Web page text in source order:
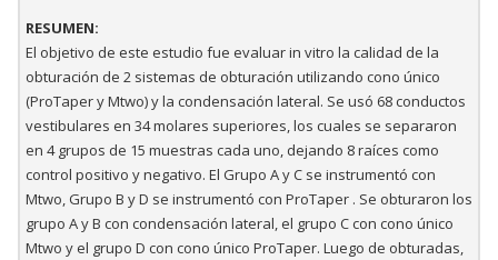
RESUMEN:
El objetivo de este estudio fue evaluar in vitro la calidad de la
obturación de 2 sistemas de obturación utilizando cono único
(ProTaper y Mtwo) y la condensación lateral. Se usó 68 conductos
vestibulares en 34 molares superiores, los cuales se separaron
en 4 grupos de 15 muestras cada uno, dejando 8 raíces como
control positivo y negativo. El Grupo A y C se instrumentó con
Mtwo, Grupo B y D se instrumentó con ProTaper . Se obturaron los
grupo A y B con condensación lateral, el grupo C con cono único
Mtwo y el grupo D con cono único ProTaper. Luego de obturadas,